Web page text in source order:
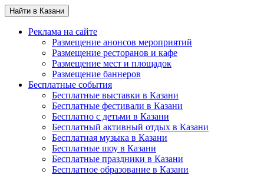
Найти в Казани
Реклама на сайте
Размещение анонсов мероприятий
Размещение ресторанов и кафе
Размещение мест и площадок
Размещение баннеров
Бесплатные события
Бесплатные выставки в Казани
Бесплатные фестивали в Казани
Бесплатно с детьми в Казани
Бесплатный активный отдых в Казани
Бесплатная музыка в Казани
Бесплатные шоу в Казани
Бесплатные праздники в Казани
Бесплатное образование в Казани